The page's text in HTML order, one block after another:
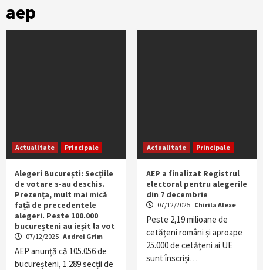
aep
Actualitate Principale
Alegeri București: Secțiile
de votare s-au deschis.
Prezența, mult mai mică
față de precedentele
alegeri. Peste 100.000
bucureșteni au ieșit la vot
07/12/2025 Andrei Grim
AEP anunță că 105.056 de
bucureșteni, 1.289 secții de
Actualitate Principale
AEP a finalizat Registrul
electoral pentru alegerile
din 7 decembrie
07/12/2025 Chirila Alexe
Peste 2,19 milioane de
cetățeni români și aproape
25.000 de cetățeni ai UE
sunt înscriși…